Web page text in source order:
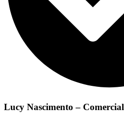
Lucy Nascimento – Comercial